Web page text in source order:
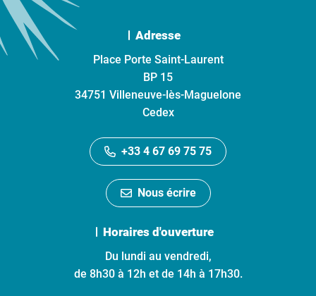
Adresse
Place Porte Saint-Laurent
BP 15
34751 Villeneuve-lès-Maguelone
Cedex
+33 4 67 69 75 75
Nous écrire
Horaires d'ouverture
Du lundi au vendredi,
de 8h30 à 12h et de 14h à 17h30.